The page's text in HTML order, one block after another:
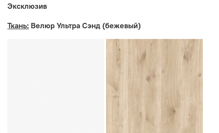
Эксклюзив
Ткань: Велюр Ультра Сэнд (бежевый)